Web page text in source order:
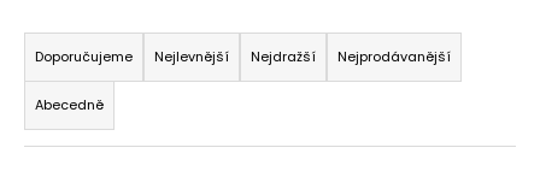
Ř
a
z
e
n
Doporučujeme Nejlevnější Nejdražší Nejprodávanější
Abecedně
a
j
t